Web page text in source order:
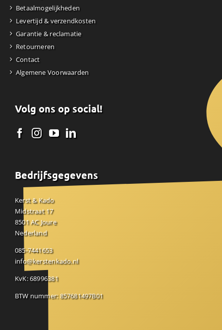
Betaalmogelijkheden
Levertijd & verzendkosten
Garantie & reclamatie
Retourneren
Contact
Algemene Voorwaarden
Volg ons op social!
Bedrijfsgegevens
Kerst & Kado
Midstraat 17
8501 AC Joure
Nederland
085-7441653
info@kerstenkado.nl
KvK: 68996381
BTW nummer: 857681497B01